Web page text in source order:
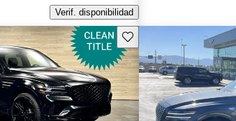
Verif. disponibilidad
Guarda este Aviso